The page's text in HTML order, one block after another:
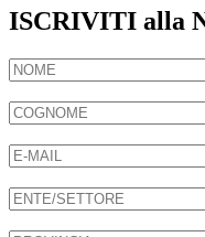
ISCRIVITI alla